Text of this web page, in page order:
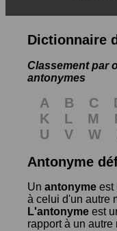
Dictionnaire
Classement par
antonymes
A B C
K
L M
U
V W
Antonyme
Un antonyme est
à celui d'un autre
L'antonyme est
rapport à un autre